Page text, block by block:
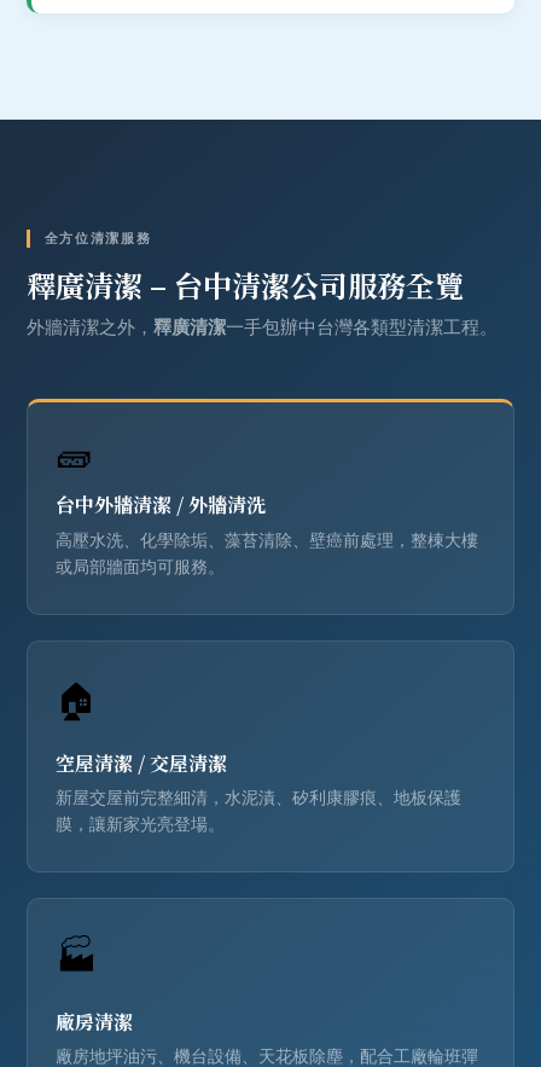
全方位清潔服務
釋廣清潔 – 台中清潔公司服務全覽
外牆清潔之外，釋廣清潔一手包辦中台灣各類型清潔工程。
🧱
台中外牆清潔 /外牆清洗
高壓水洗、化學除垢、藻苔清除、壁癌前處理，整棟大樓
或局部牆面均可服務。
🏠
空屋清潔 /交屋清潔
新屋交屋前完整細清，水泥漬、矽利康膠痕、地板保護
膜，讓新家光亮登場。
🏭
廠房清潔
廠房地坪油污、機台設備、天花板除塵，配合工廠輪班彈